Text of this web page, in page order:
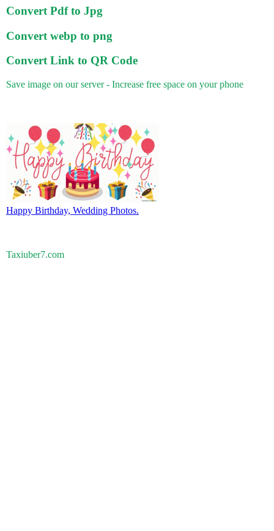
Convert Pdf to Jpg
Convert webp to png
Convert Link to QR Code
Save image on our server - Increase free space on your phone
Happy Birthday, Wedding Photos.
Taxiuber7.com